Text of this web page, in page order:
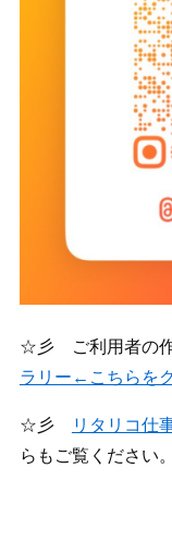
☆彡 ご利用者の作
ラリー←こちらを
☆彡 リタリコ仕
らもご覧ください。